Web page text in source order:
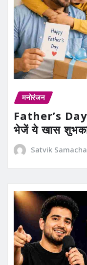
मनोरंजन
Father’s Day
भेजें ये खास
Satvik